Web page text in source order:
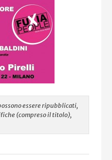
essere ripubblicati,
(compreso il titolo),